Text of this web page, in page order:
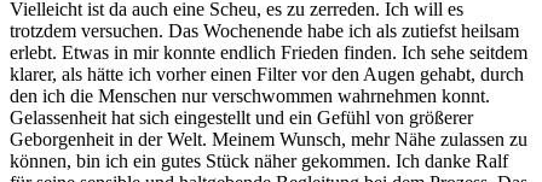
Vielleicht ist da auch eine Scheu, es zu zerreden. Ich will es
trotzdem versuchen. Das Wochenende habe ich als zutiefst heilsam
erlebt. Etwas in mir konnte endlich Frieden finden. Ich sehe seitdem
klarer, als hätte ich vorher einen Filter vor den Augen gehabt, durch
den ich die Menschen nur verschwommen wahrnehmen konnt.
Gelassenheit hat sich eingestellt und ein Gefühl von größerer
Geborgenheit in der Welt. Meinem Wunsch, mehr Nähe zulassen zu
können, bin ich ein gutes Stück näher gekommen. Ich danke Ralf